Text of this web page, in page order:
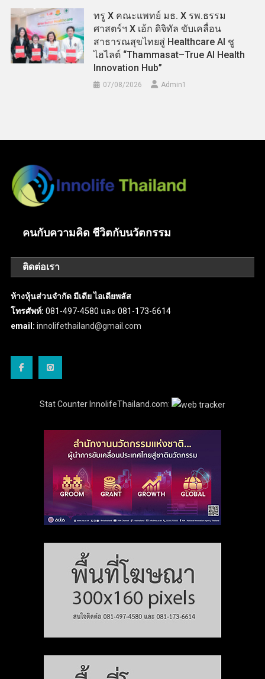
ทรู X คณะแพทย์ มธ. X รพ.ธรรม
ศาสตร์ฯ X เอ้ก ดิจิทัล ขับเคลื่อน
สาธารณสุขไทยสู่ Healthcare AI ชู
ไฮไลต์ “Thammasat–True AI Health
Innovation Hub”
07/08/2026 Admin​1
คนกับความคิด ชีวิตกับนวัตกรรม
ติดต่อเรา
ห้างหุ้นส่วนจำกัด มีเดีย ไอเดียพลัส
โทรศัพท์: 081-497-4580 และ 081-173-6614
email: innolifethailand@gmail.com
Stat Counter InnolifeThailand.com: